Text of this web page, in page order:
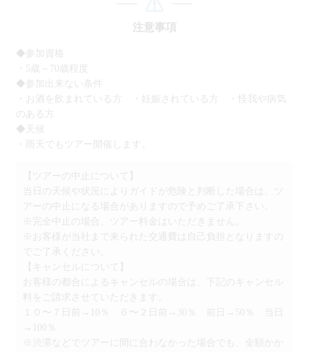
注意事項
◆参加資格
・5歳～70歳程度
◆参加出来ない条件
・お酒を飲まれている方 ・妊娠されている方 ・怪我や病気
のある方
◆天候
・雨天でもツアー開催します。
【ツアーの中止について】
当日の天候や状況によりガイドが危険と判断した場合は、ツ
アーの中止になる場合がありますので予めご了承下さい。
※完全中止の場合、ツアー料金はいただきません。
※お客様が当社まで来られた交通費は自己負担となりますの
でご了承ください。
【キャンセルについて】
お客様の都合によるキャンセルの場合は、下記のキャンセル
料をご請求させていただきます。
１０〜７日前→10％ ６〜２日前→30％ 前日→50％ 当日
→100％
※渋滞などでツアーに間に合わなかった場合でも、全額かか